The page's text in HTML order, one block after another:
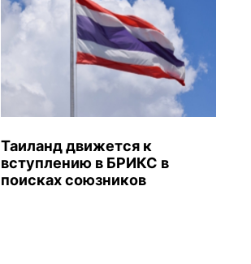
Таиланд движется к
вступлению в БРИКС в
поисках союзников